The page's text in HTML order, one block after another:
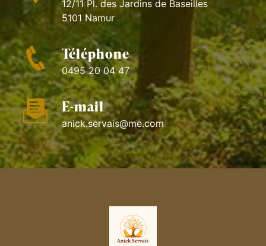
12/11 Pl. des Jardins de Baseilles
5101 Namur
Téléphone
0495 20 04 47
E-mail
anick.servais@me.com